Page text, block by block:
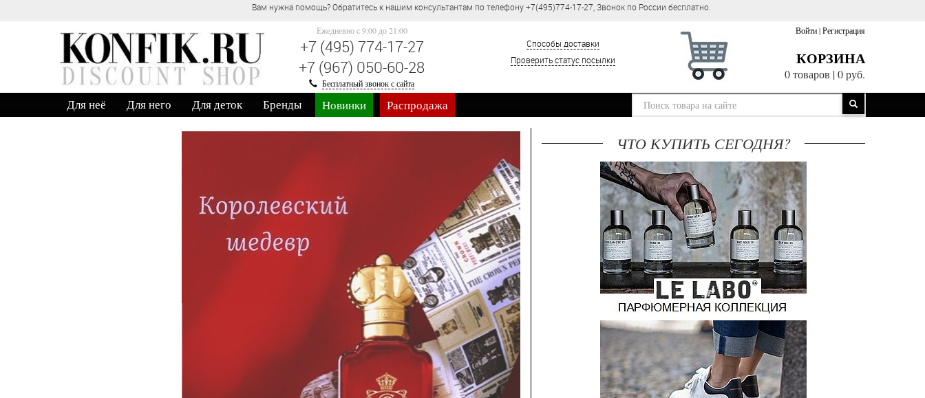
Оптово-розничный магазин парфюмерии и косметики KONFIK.RU, ВЫГОДНЫЕ ЦЕНЫ!!!
Ежедневно c 9:00 до 21:00
+7 (495) 774-17-27
+7 (967) 050-60-28
Бесплатный звонок с сайта
Способы доставки
Проверить статус посылки
Войти|Регистрация
КОРЗИНА
0 товаров |0 руб.
Для неё Для него Для деток Бренды Новинки Распродажа
ЧТО КУПИТЬ СЕГОДНЯ?